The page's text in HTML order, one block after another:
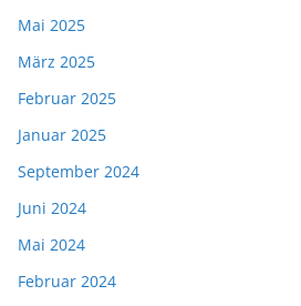
Mai 2025
März 2025
Februar 2025
Januar 2025
September 2024
Juni 2024
Mai 2024
Februar 2024